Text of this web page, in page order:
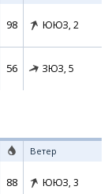
98 ЮЮЗ, 2
56 ЗЮЗ, 5
Ветер
88 ЮЮЗ, 3